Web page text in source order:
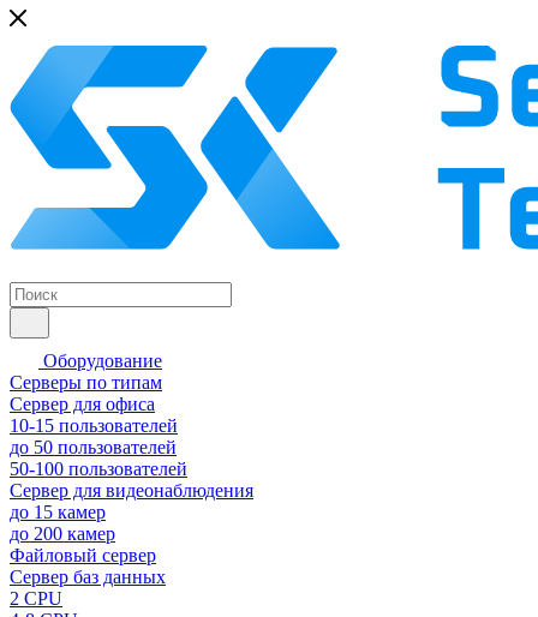
Оборудование
Серверы по типам
Сервер для офиса
10-15 пользователей
до 50 пользователей
50-100 пользователей
Сервер для видеонаблюдения
до 15 камер
до 200 камер
Файловый сервер
Сервер баз данных
2 CPU